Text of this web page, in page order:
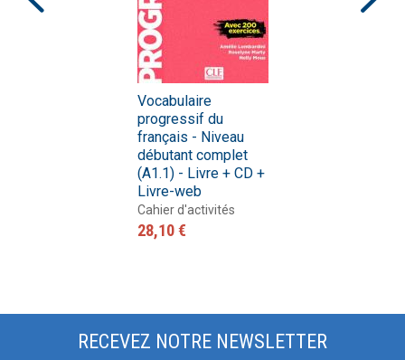
Vocabulaire
progressif du
français - Niveau
débutant complet
(A1.1) - Livre + CD +
Livre-web
Cahier d'activités
28,10 €
RECEVEZ NOTRE NEWSLETTER